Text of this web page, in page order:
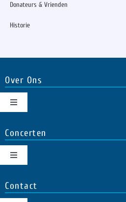
Donateurs & Vrienden
Historie
Over Ons
Toggle
Navigation
Dirigent
Pianist
Concerten
Toggle
Navigation
Contact